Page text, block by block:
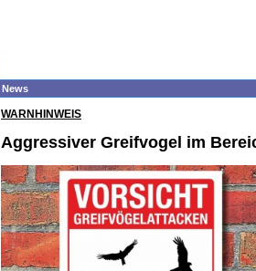
News
WARNHINWEIS
Aggressiver Greifvogel im